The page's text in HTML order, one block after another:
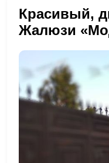
Красивый,
Жалюзи